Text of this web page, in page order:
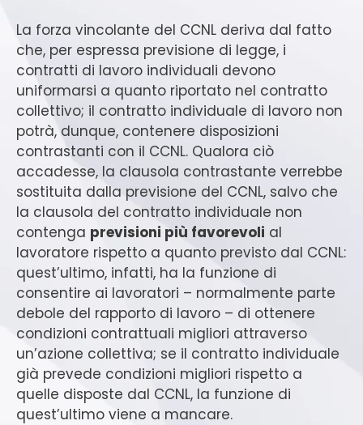
La forza vincolante del CCNL deriva dal fatto
che, per espressa previsione di legge, i
contratti di lavoro individuali devono
uniformarsi a quanto riportato nel contratto
collettivo; il contratto individuale di lavoro non
potrà, dunque, contenere disposizioni
contrastanti con il CCNL. Qualora ciò
accadesse, la clausola contrastante verrebbe
sostituita dalla previsione del CCNL, salvo che
la clausola del contratto individuale non
contenga previsioni più favorevoli al
lavoratore rispetto a quanto previsto dal CCNL:
quest’ultimo, infatti, ha la funzione di
consentire ai lavoratori – normalmente parte
debole del rapporto di lavoro – di ottenere
condizioni contrattuali migliori attraverso
un’azione collettiva; se il contratto individuale
già prevede condizioni migliori rispetto a
quelle disposte dal CCNL, la funzione di
quest’ultimo viene a mancare.